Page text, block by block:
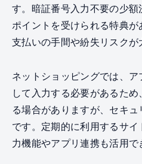
す。暗証番号入力不要の少
ポイントを受けられる特典
支払いの手間や紛失リスクが
ネットショッピングでは、
して入力する必要があるた
る場合がありますが、セキ
です。定期的に利用するサ
力機能やアプリ連携も活用で